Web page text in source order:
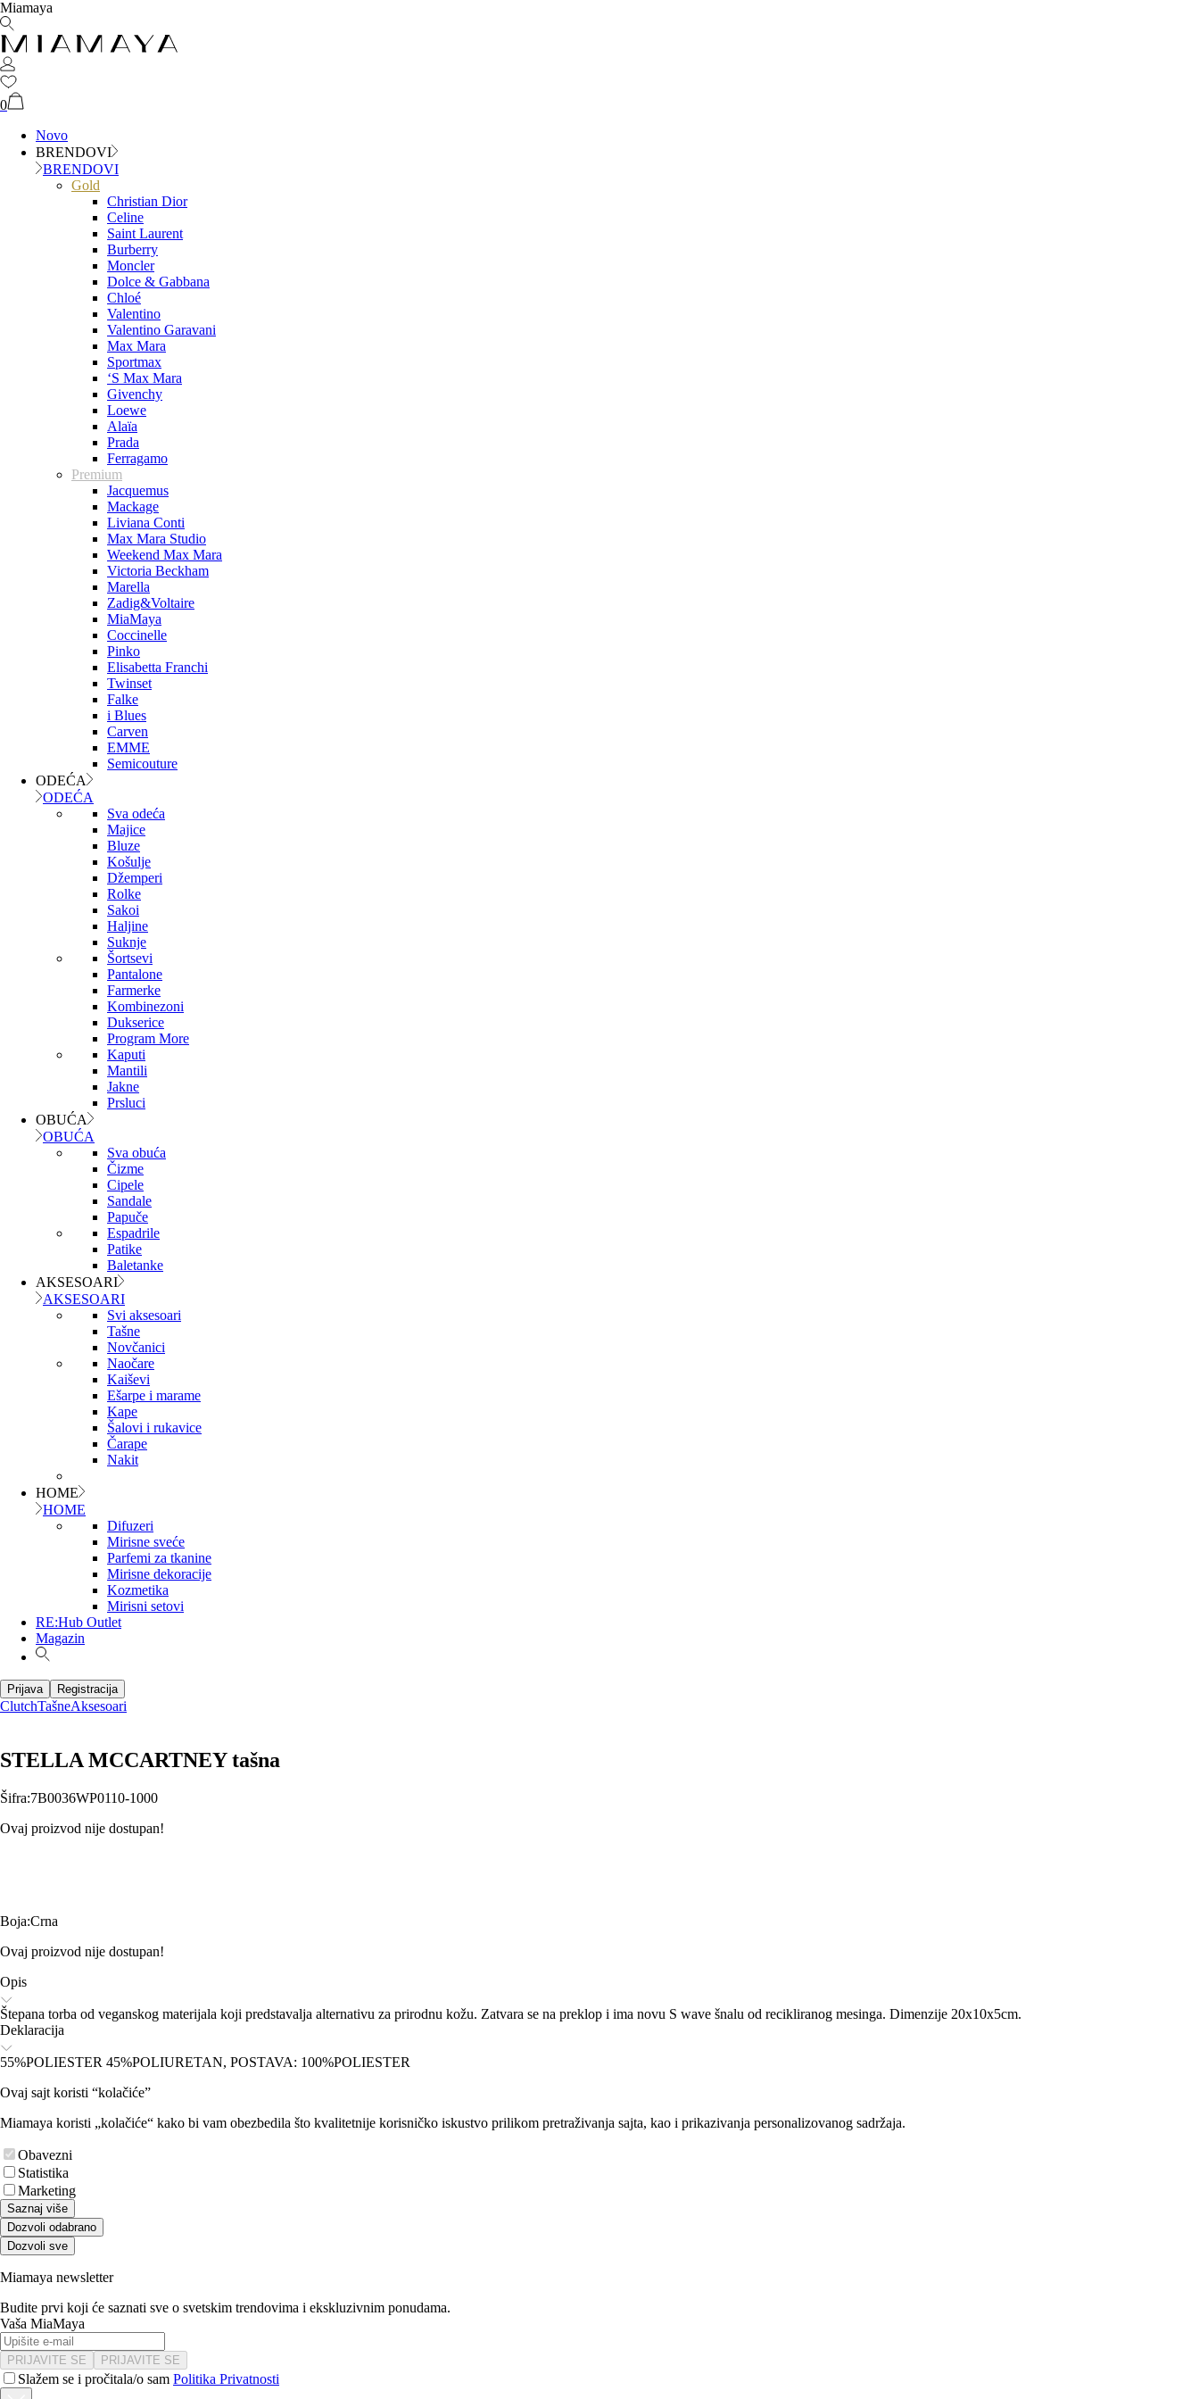
Miamaya
0
Novo
BRENDOVI
BRENDOVI
Gold
Christian Dior
Celine
Saint Laurent
Burberry
Moncler
Dolce & Gabbana
Chloé
Valentino
Valentino Garavani
Max Mara
Sportmax
‘S Max Mara
Givenchy
Loewe
Alaïa
Prada
Ferragamo
Premium
Jacquemus
Mackage
Liviana Conti
Max Mara Studio
Weekend Max Mara
Victoria Beckham
Marella
Zadig&Voltaire
MiaMaya
Coccinelle
Pinko
Elisabetta Franchi
Twinset
Falke
i Blues
Carven
EMME
Semicouture
ODEĆA
ODEĆA
Sva odeća
Majice
Bluze
Košulje
Džemperi
Rolke
Sakoi
Haljine
Suknje
Šortsevi
Pantalone
Farmerke
Kombinezoni
Dukserice
Program More
Kaputi
Mantili
Jakne
Prsluci
OBUĆA
OBUĆA
Sva obuća
Čizme
Cipele
Sandale
Papuče
Espadrile
Patike
Baletanke
AKSESOARI
AKSESOARI
Svi aksesoari
Tašne
Novčanici
Naočare
Kaiševi
Ešarpe i marame
Kape
Šalovi i rukavice
Čarape
Nakit
HOME
HOME
Difuzeri
Mirisne sveće
Parfemi za tkanine
Mirisne dekoracije
Kozmetika
Mirisni setovi
RE:Hub Outlet
Magazin
Prijava Registracija
ClutchTašneAksesoari
STELLA MCCARTNEY tašna
Šifra:7B0036WP0110-1000
Ovaj proizvod nije dostupan!
Boja:Crna
Ovaj proizvod nije dostupan!
Opis
Štepana torba od veganskog materijala koji predstavalja alternativu za prirodnu kožu. Zatvara se na preklop i ima novu S wave šnalu od recikliranog mesinga. Dimenzije 20x10x5cm.
Deklaracija
55%POLIESTER 45%POLIURETAN, POSTAVA: 100%POLIESTER
Ovaj sajt koristi “kolačiće”
Miamaya koristi „kolačiće“ kako bi vam obezbedila što kvalitetnije korisničko iskustvo prilikom pretraživanja sajta, kao i prikazivanja personalizovanog sadržaja.
Obavezni
Statistika
Marketing
Saznaj više
Dozvoli odabrano
Dozvoli sve
Miamaya newsletter
Budite prvi koji će saznati sve o svetskim trendovima i ekskluzivnim ponudama.
Vaša MiaMaya
PRIJAVITE SE PRIJAVITE SE
Slažem se i pročitala/o sam Politika Privatnosti